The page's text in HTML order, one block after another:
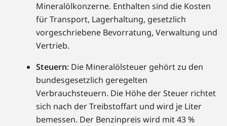
Mineralölkonzerne. Enthalten sind die Kosten
für Transport, Lagerhaltung, gesetzlich
vorgeschriebene Bevorratung, Verwaltung und
Vertrieb.
Steuern: Die Mineralölsteuer gehört zu den
bundesgesetzlich geregelten
Verbrauchsteuern. Die Höhe der Steuer richtet
sich nach der Treibstoffart und wird je Liter
bemessen. Der Benzinpreis wird mit 43 %